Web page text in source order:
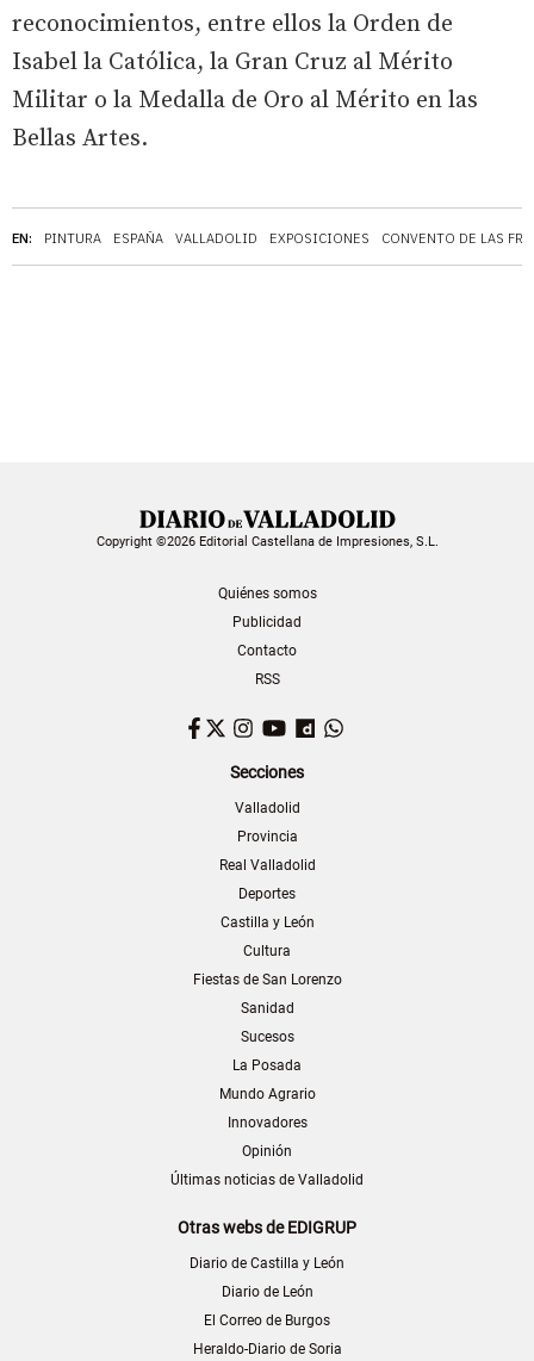
EN: PINTURA ESPAÑA VALLADOLID EXPOSICIONES CONVENTO DE LAS
reconocimientos, entre ellos la Orden de
Isabel la Católica, la Gran Cruz al Mérito
Militar o la Medalla de Oro al Mérito en las
Bellas Artes.
Copyright ©2026 Editorial Castellana de Impresiones, S.L.
Quiénes somos
Publicidad
Contacto
RSS
Facebook
TwitterInstagram
YouTubeDailymotion
Secciones
Valladolid
Provincia
Real Valladolid
Deportes
Castilla y León
Cultura
Fiestas de San Lorenzo
Sanidad
Sucesos
La Posada
Mundo Agrario
Innovadores
Opinión
Últimas noticias de Valladolid
Otras webs de EDIGRUP
Diario de Castilla y León
Diario de León
El Correo de Burgos
Heraldo-Diario de Soria